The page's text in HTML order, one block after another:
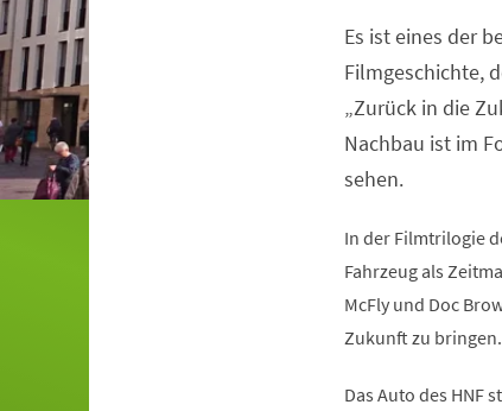
Es ist eines der
Filmgeschichte,
„Zurück in die
Nachbau ist im
sehen.
In der Filmtrilogie
Fahrzeug als
McFly und Doc
Zukunft zu bringen.
Das Auto des HNF